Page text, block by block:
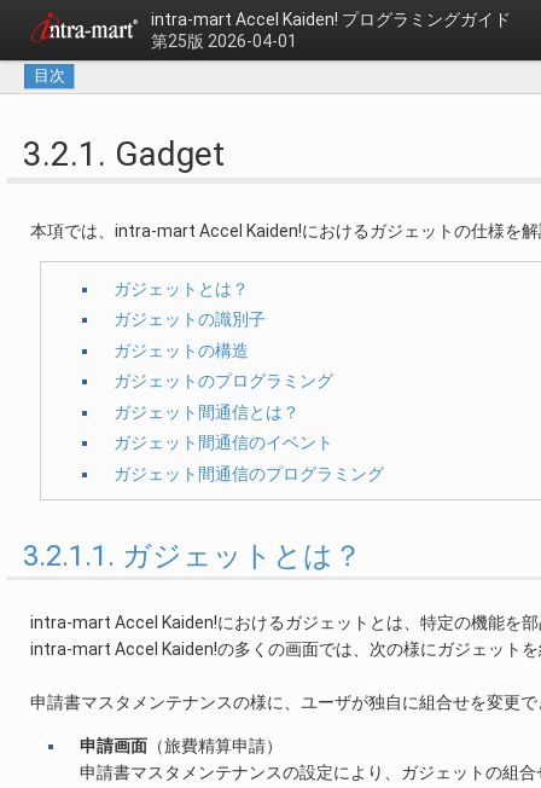
intra-mart Accel Kaiden! プログラミングガイド
第25版 2026-04-01
目次
3.2.1. Gadget
本項では、intra-mart Accel Kaiden!におけるガジェットの仕様を
ガジェットとは？
ガジェットの識別子
ガジェットの構造
ガジェットのプログラミング
ガジェット間通信とは？
ガジェット間通信のイベント
ガジェット間通信のプログラミング
3.2.1.1. ガジェットとは？
intra-mart Accel Kaiden!におけるガジェットとは、特定の機能を
intra-mart Accel Kaiden!の多くの画面では、次の様にガジェット
申請書マスタメンテナンスの様に、ユーザが独自に組合せを変更
申請画面（旅費精算申請）
申請書マスタメンテナンスの設定により、ガジェットの組